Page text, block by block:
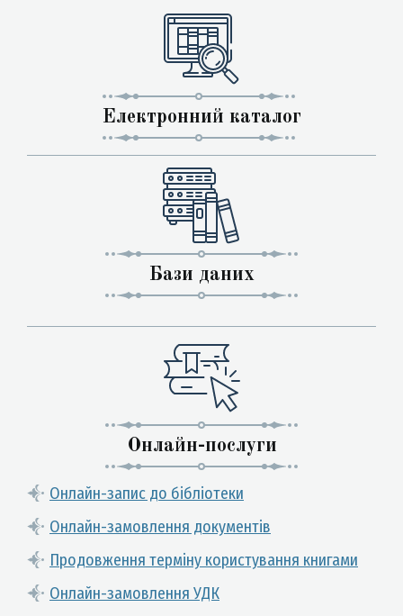
Електронний каталог
Бази даних
Онлайн-послуги
Онлайн-запис до бібліотеки
Онлайн-замовлення документів
Продовження терміну користування книгами
Онлайн-замовлення УДК